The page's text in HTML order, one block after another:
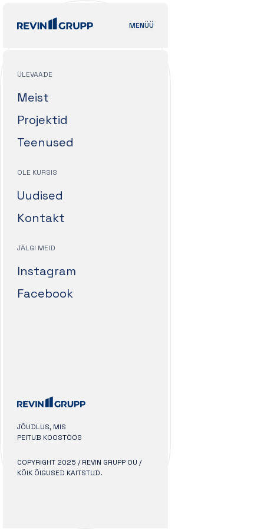
MENÜÜ
JÕUDLUS, MIS
PEITUB KOOSTÖÖS
COPYRIGHT 2025 / REVIN GRUPP OÜ /
KÕIK ÕIGUSED KAITSTUD.
ÜLEVAADE
Meist
Projektid
Teenused
OLE KURSIS
Uudised
Kontakt
JÄLGI MEID
Instagram
Facebook